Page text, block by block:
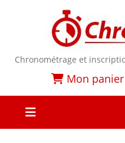
Chronométrage et
Mon panier